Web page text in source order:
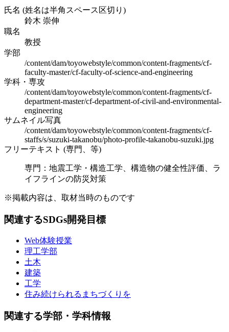
氏名 (姓名は半角スペース区切り)
鈴木 崇伸
職名
教授
学部
/content/dam/toyowebstyle/common/content-fragments/cf-
faculty-master/cf-faculty-of-science-and-engineering
学科・専攻
/content/dam/toyowebstyle/common/content-fragments/cf-
department-master/cf-department-of-civil-and-environmental-
engineering
サムネイル写真
/content/dam/toyowebstyle/common/content-fragments/cf-
staffs/s/suzuki-takanobu/photo-profile-takanobu-suzuki.jpg
フリーテキスト (専門、等)
専門：地震工学・構造工学、構造物の健全性評価、ラ
イフラインの防災対策
※掲載内容は、取材当時のものです
関連するSDGs開発目標
Web体験授業
理工学部
土木
建築
工学
住み続けられるまちづくりを
関連する学部・学科情報